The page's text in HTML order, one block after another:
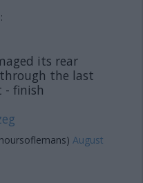
its rear
the last
- finish
August